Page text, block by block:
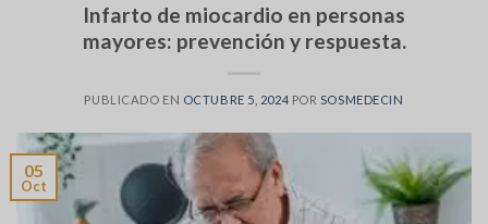
Infarto de miocardio en personas
mayores: prevención y respuesta.
PUBLICADO EN OCTUBRE 5, 2024 POR SOSMEDECIN
05
Oct